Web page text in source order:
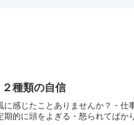
種類の自信
感じたことありませんか？・仕
的に頭をよぎる・怒られてばか